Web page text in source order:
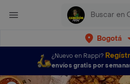
Bogotá
¿Nuevo en Rappi?
envíos gratis por